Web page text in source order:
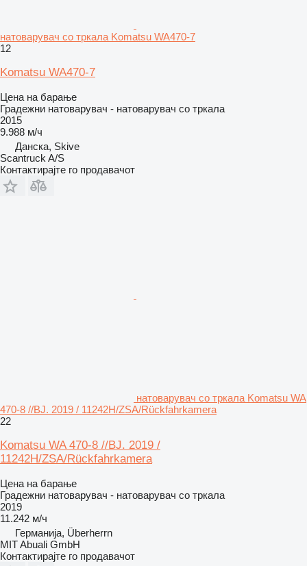
натоварувач со тркала Komatsu WA470-7
12
Komatsu WA470-7
Цена на барање
Градежни натоварувач - натоварувач со тркала
2015
9.988 м/ч
Данска, Skive
Scantruck A/S
Контактирајте го продавачот
натоварувач со тркала Komatsu WA
470-8 //BJ. 2019 / 11242H/ZSA/Rückfahrkamera
22
Komatsu WA 470-8 //BJ. 2019 /
11242H/ZSA/Rückfahrkamera
Цена на барање
Градежни натоварувач - натоварувач со тркала
2019
11.242 м/ч
Германија, Überherrn
MIT Abuali GmbH
Контактирајте го продавачот